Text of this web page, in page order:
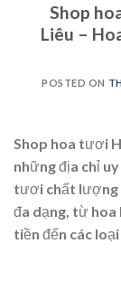
Shop
Liêu –
POSTED ON
Shop hoa tươi
những địa chỉ
tươi chất lượng
đa dạng, từ hoa
tiền đến các